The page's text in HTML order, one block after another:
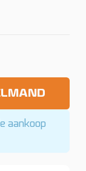
1:10
geweldige
aankoop